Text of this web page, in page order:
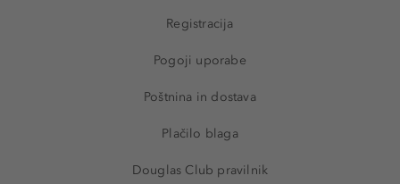
Registracija
Pogoji uporabe
Poštnina in dostava
Plačilo blaga
Douglas Club pravilnik